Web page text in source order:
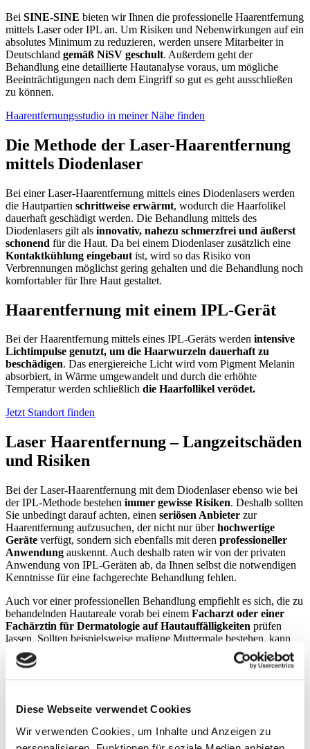
Diese Webseite verwendet Cookies
Wir verwenden Cookies, um Inhalte und Anzeigen zu
Bei SINE-SINE bieten wir Ihnen die professionelle Haarentfernung
mittels Laser oder IPL an. Um Risiken und Nebenwirkungen auf ein
absolutes Minimum zu reduzieren, werden unsere Mitarbeiter in
Deutschland gemäß NiSV geschult. Außerdem geht der
Behandlung eine detaillierte Hautanalyse voraus, um mögliche
Beeinträchtigungen nach dem Eingriff so gut es geht ausschließen
zu können.
Haarentfernungsstudio in meiner Nähe finden
Die Methode der Laser-Haarentfernung
mittels Diodenlaser
Bei einer Laser-Haarentfernung mittels eines Diodenlasers werden
die Hautpartien schrittweise erwärmt, wodurch die Haarfolikel
dauerhaft geschädigt werden. Die Behandlung mittels des
Diodenlasers gilt als innovativ, nahezu schmerzfrei und äußerst
schonend für die Haut. Da bei einem Diodenlaser zusätzlich eine
Kontaktkühlung eingebaut ist, wird so das Risiko von
Verbrennungen möglichst gering gehalten und die Behandlung noch
komfortabler für Ihre Haut gestaltet.
Haarentfernung mit einem IPL-Gerät
Bei der Haarentfernung mittels eines IPL-Geräts werden intensive
Lichtimpulse genutzt, um die Haarwurzeln dauerhaft zu
beschädigen. Das energiereiche Licht wird vom Pigment Melanin
absorbiert, in Wärme umgewandelt und durch die erhöhte
Temperatur werden schließlich die Haarfollikel verödet.
Jetzt Standort finden
Laser Haarentfernung – Langzeitschäden
und Risiken
Bei der Laser-Haarentfernung mit dem Diodenlaser ebenso wie bei
der IPL-Methode bestehen immer gewisse Risiken. Deshalb sollten
Sie unbedingt darauf achten, einen seriösen Anbieter zur
Haarentfernung aufzusuchen, der nicht nur überhochwertige
Geräte verfügt, sondern sich ebenfalls mit deren professioneller
Anwendung auskennt. Auch deshalb raten wir von der privaten
Anwendung von IPL-Geräten ab, da Ihnen selbst die notwendigen
Kenntnisse für eine fachgerechte Behandlung fehlen.
Auch vor einer professionellen Behandlung empfiehlt es sich, die zu
behandelnden Hautareale vorab bei einem Facharzt oder einer
Fachärztin für Dermatologie auf Hautauffälligkeiten prüfen
lassen. Sollten beispielsweise maligne Muttermale bestehen, kann
die Behandlung mit einem Laser deren Zustand verschlimmern.
Dermatologe Sie hinsichtlich derLaser-Haarentfernung auf